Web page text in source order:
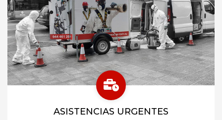
ASISTENCIAS URGENTES